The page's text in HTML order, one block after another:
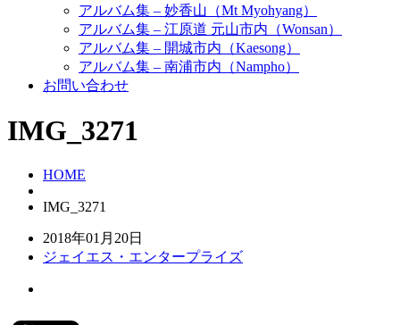
アルバム集 – 妙香山（Mt Myohyang）
アルバム集 – 江原道 元山市内（Wonsan）
アルバム集 – 開城市内（Kaesong）
アルバム集 – 南浦市内（Nampho）
お問い合わせ
IMG_3271
HOME
IMG_3271
2018年01月20日
ジェイエス・エンタープライズ